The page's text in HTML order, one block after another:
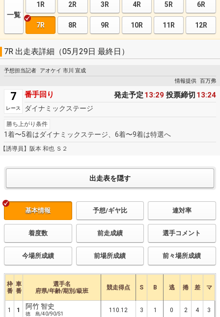
一覧
1R 2R 3R 4R 5R 6R
7R 8R 9R 10R 11R 12R
7R 出走表詳細（05月29日 最終日）
予想担当記者
アオケイ 市川 宣成
情報提供 百万弗
7
レース
番手回り 発走予定 13:29 投票締切 13:24
ダイナミックステージ
勝ち上がり条件
1着〜5着はダイナミックステージ、6着〜9着は特選へ
【誘導員】阪本 和也 Ｓ２
基本情報 予想/ギヤ比 連対率
着度数 前走成績 選手コメント
今場所成績 前場所成績 前々場所成績
枠
番
車
番
選手名
府県/年齢/期別/級班
競走得点 S B 逃 捲 差 マ
1 1 阿竹 智史
徳 島/40/90/S1
110.12 3 1 0 2 4 3